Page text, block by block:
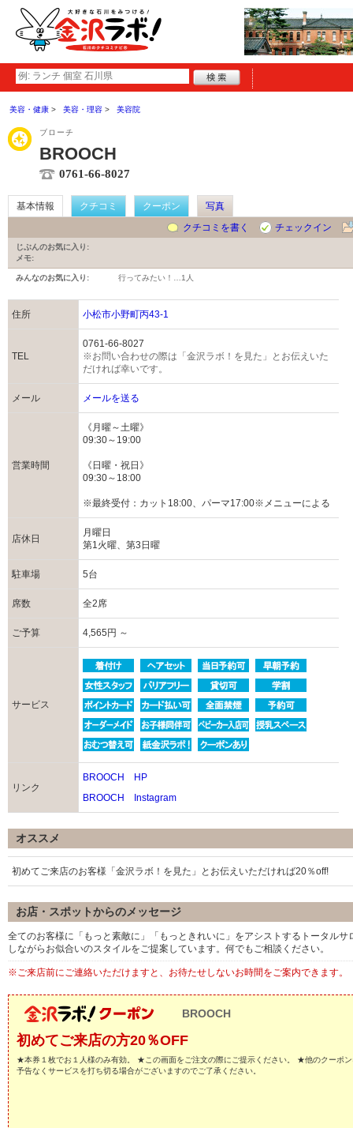
美容・健康 美容・理容 美容院
ブローチ
BROOCH
0761-66-8027
基本情報 クチコミ クーポン
写真
クチコミを書く
チェックイン
じぶんのお気に入り:
メモ:
みんなのお気に入り: 行ってみたい！… 1人
住所 小松市小野町丙43-1
TEL
0761-66-8027
※お問い合わせの際は「金沢ラボ！を見た」とお伝えいた
だければ幸いです。
メール メールを送る
営業時間
《月曜～土曜》
09:30～19:00
《日曜・祝日》
09:30～18:00
※最終受付：カット18:00、パーマ17:00※メニューによる
店休日
月曜日
第1火曜、第3日曜
駐車場 5台
席数 全2席
ご予算 4,565円 ～
サービス
リンク
BROOCH HP
BROOCH Instagram
オススメ
初めてご来店のお客様「金沢ラボ！を見た」とお伝えいただければ20％off!
お店・スポットからのメッセージ
全てのお客様に「もっと素敵に」「もっときれいに」をアシストするトータル
しながらお似合いのスタイルをご提案しています。何でもご相談ください。
※ご来店前にご連絡いただけますと、お待たせしないお時間をご案内できます。
BROOCH
初めてご来店の方20％OFF
★本券１枚でお１人様のみ有効。 ★この画面をご注文の際にご提示ください。 ★他のクーポ
予告なくサービスを打ち切る場合がございますのでご了承ください。